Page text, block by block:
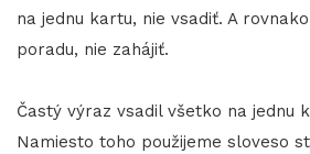
na jednu kartu, nie vsadiť. A
poradu, nie zahájiť.
Častý výraz vsadil všetko na jednu
Namiesto toho použijeme sloveso